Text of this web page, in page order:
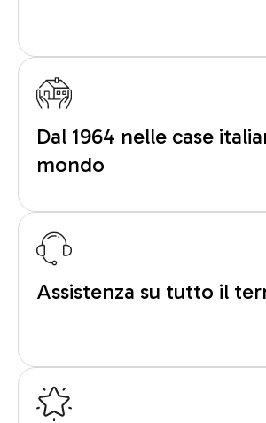
Dal 1964 nelle case
mondo
Assistenza su tutto il